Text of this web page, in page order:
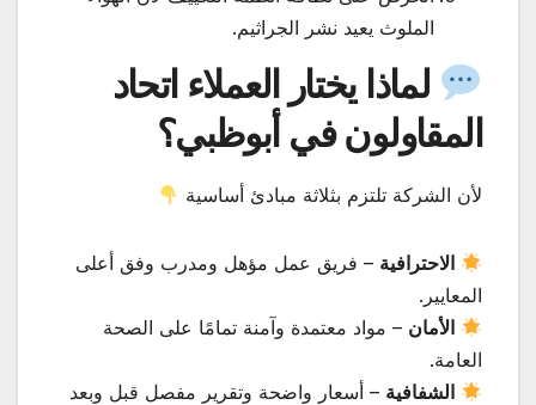
الملوث يعيد نشر الجراثيم.
لماذا يختار العملاء اتحاد
المقاولون في أبوظبي؟
لأن الشركة تلتزم بثلاثة مبادئ أساسية
الاحترافية – فريق عمل مؤهل ومدرب وفق أعلى
المعايير.
الأمان – مواد معتمدة وآمنة تمامًا على الصحة
العامة.
الشفافية – أسعار واضحة وتقرير مفصل قبل وبعد